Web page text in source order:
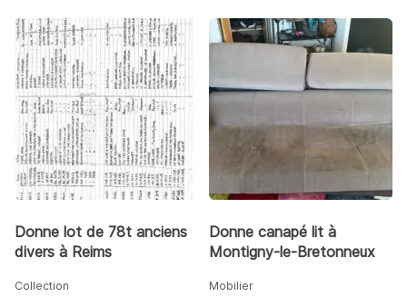
Donne lot de 78t anciens
divers à Reims
Collection
Donne canapé lit à
Montigny-le-Bretonneux
Mobilier